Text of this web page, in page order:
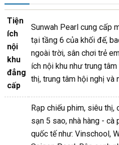
Tiện
ích
nội
khu
đẳng
cấp
Sunwah Pearl cung cấp
tại tầng 6 của khối đế,
ngoài trời, sân chơi trẻ
ích nội khu như trung
thị, trung tâm hội nghị và
Rạp chiếu phim, siêu thị,
sạn 5 sao, nhà hàng - cà
quốc tế như: Vinschool,